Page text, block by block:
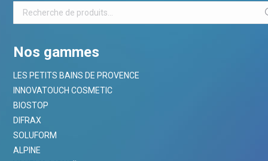
Nos gammes
LES PETITS BAINS DE PROVENCE
INNOVATOUCH COSMETIC
BIOSTOP
DIFRAX
SOLUFORM
ALPINE